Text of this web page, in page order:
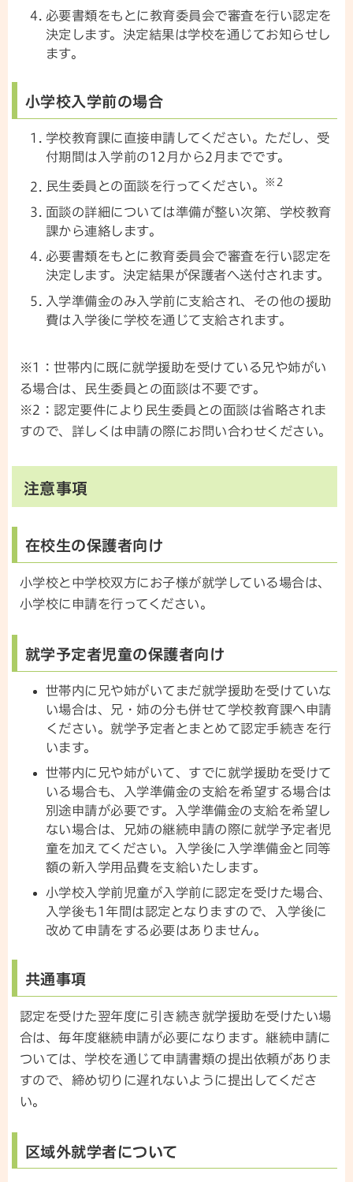
必要書類をもとに教育委員会で審査を行い認定を
決定します。決定結果は学校を通じてお知らせし
ます。
小学校入学前の場合
学校教育課に直接申請してください。ただし、受
付期間は入学前の12月から2月までです。
民生委員との面談を行ってください。 ※2
面談の詳細については準備が整い次第、学校教育
課から連絡します。
必要書類をもとに教育委員会で審査を行い認定を
決定します。決定結果が保護者へ送付されます。
入学準備金のみ入学前に支給され、その他の援助
費は入学後に学校を通じて支給されます。
※1：世帯内に既に就学援助を受けている兄や姉がい
る場合は、民生委員との面談は不要です。
※2：認定要件により民生委員との面談は省略されま
すので、詳しくは申請の際にお問い合わせください。
注意事項
在校生の保護者向け
小学校と中学校双方にお子様が就学している場合は、
小学校に申請を行ってください。
就学予定者児童の保護者向け
世帯内に兄や姉がいてまだ就学援助を受けていな
い場合は、兄・姉の分も併せて学校教育課へ申請
ください。就学予定者とまとめて認定手続きを行
います。
世帯内に兄や姉がいて、すでに就学援助を受けて
いる場合も、入学準備金の支給を希望する場合は
別途申請が必要です。入学準備金の支給を希望し
ない場合は、兄姉の継続申請の際に就学予定者児
童を加えてください。入学後に入学準備金と同等
額の新入学用品費を支給いたします。
小学校入学前児童が入学前に認定を受けた場合、
入学後も1年間は認定となりますので、入学後に
改めて申請をする必要はありません。
共通事項
認定を受けた翌年度に引き続き就学援助を受けたい場
合は、毎年度継続申請が必要になります。継続申請に
ついては、学校を通じて申請書類の提出依頼がありま
すので、締め切りに遅れないように提出してくださ
い。
区域外就学者について